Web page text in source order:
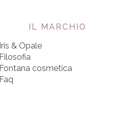
IL MARCHIO
Iris & Opale
Filosofia
Fontana cosmetica
Faq